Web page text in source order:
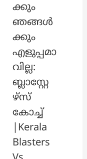
ക്കും
ഞങ്ങൾ
ക്കും
എളുപ്പമാ
വില്ല:
ബ്ലാസ്റ്റേ
ഴ്സ്
കോച്ച്
|Kerala
Blasters